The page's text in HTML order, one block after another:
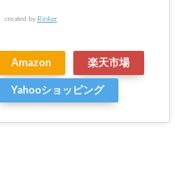
created by Rinker
Amazon 楽天市場
Yahooショッピング